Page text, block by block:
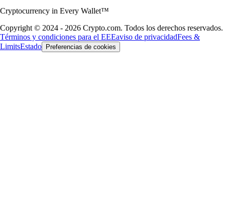
Cryptocurrency in Every Wallet™
Copyright © 2024 - 2026 Crypto.com. Todos los derechos reservados.
Términos y condiciones para el EEEaviso de privacidadFees &
LimitsEstado Preferencias de cookies